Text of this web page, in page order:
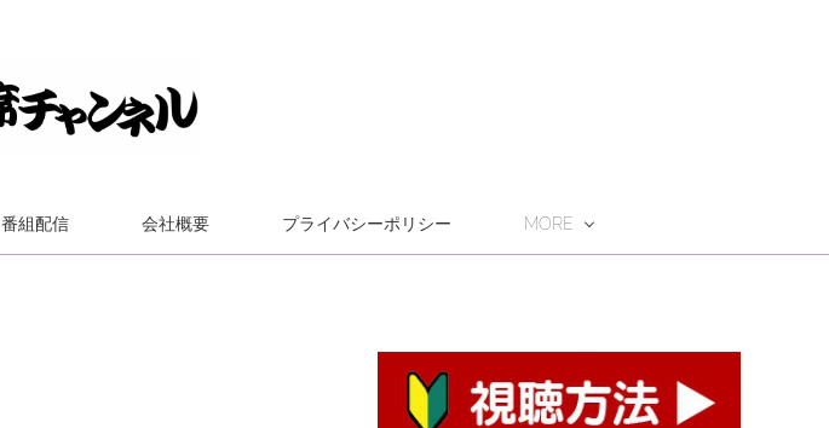
番組配信 会社概要 プライバシーポリシー MORE